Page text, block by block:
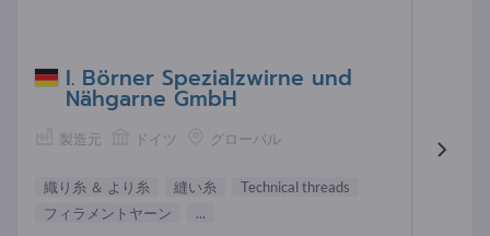
I. Börner Spezialzwirne und
Nähgarne GmbH
製造元 ドイツ グローバル
織り糸 ＆ より糸 縫い糸
Technical threads
フィラメントヤーン
...